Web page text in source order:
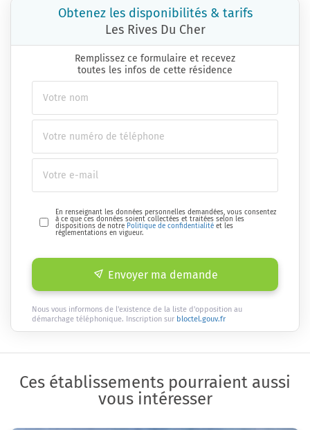
Obtenez les disponibilités & tarifs
Les Rives Du Cher
Remplissez ce formulaire et recevez
toutes les infos de cette résidence
En renseignant les données personnelles demandées, vous consentez
à ce que ces données soient collectées et traitées selon les
dispositions de notre Politique de confidentialité et les
réglementations en vigueur.
Envoyer ma demande
Nous vous informons de l'existence de la liste d'opposition au
démarchage téléphonique. Inscription sur bloctel.gouv.fr
Ces établissements pourraient aussi
vous intéresser